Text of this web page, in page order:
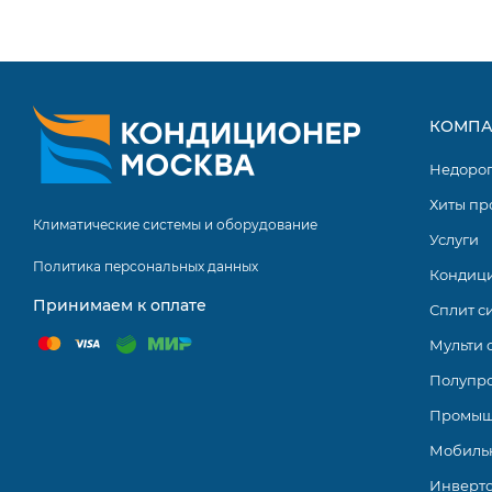
внешний вид внутреннего блока. Разнообразите
Работают системы на экологически безопасном
Климатические системы и оборудование
Политика персональных данных
Принимаем к оплате
Хиты
Услуги
Сплит
Мульти